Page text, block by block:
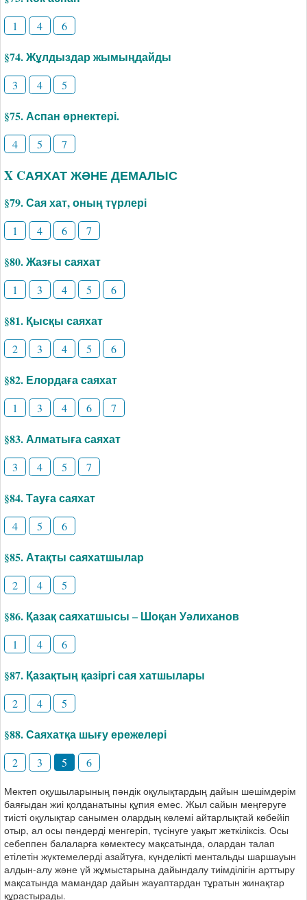
1 4 6
§74. Жұлдыздар жымыңдайды
3 4 5
§75. Аспан өрнектері.
4 5 7
X CАЯХАТ ЖӘНЕ ДЕМАЛЫС
§79. Сая хат, оның түрлері
1 4 6 7
§80. Жазғы саяхат
1 3 4 5 6
§81. Қысқы саяхат
2 3 4 5 6
§82. Елордаға саяхат
1 3 4 6 7
§83. Алматыға саяхат
3 4 5 7
§84. Тауға саяхат
4 5 6
§85. Атақты саяхатшылар
2 4 5
§86. Қазақ саяхатшысы – Шоқан Уәлиханов
1 4 6
§87. Қазақтың қазіргі сая хатшылары
2 4 5
§88. Саяхатқа шығу ережелері
2 3 5 6
Мектеп оқушыларының пәндік оқулықтардың дайын шешімдерім
баяғыдан жиі қолданатыны құпия емес. Жыл сайын меңгеруге
тиісті оқулықтар санымен олардың көлемі айтарлықтай көбейіп
отыр, ал осы пәндерді менгеріп, түсінуге уақыт жеткіліксіз. Осы
себеппен балаларға көмектесу мақсатында, олардан талап
етілетін жүктемелерді азайтуға, күнделікті ментальды шаршауын
алдын-алу және үй жұмыстарына дайындалу тиімділігін арттыру
мақсатында мамандар дайын жауаптардан тұратын жинақтар
құрастырады.